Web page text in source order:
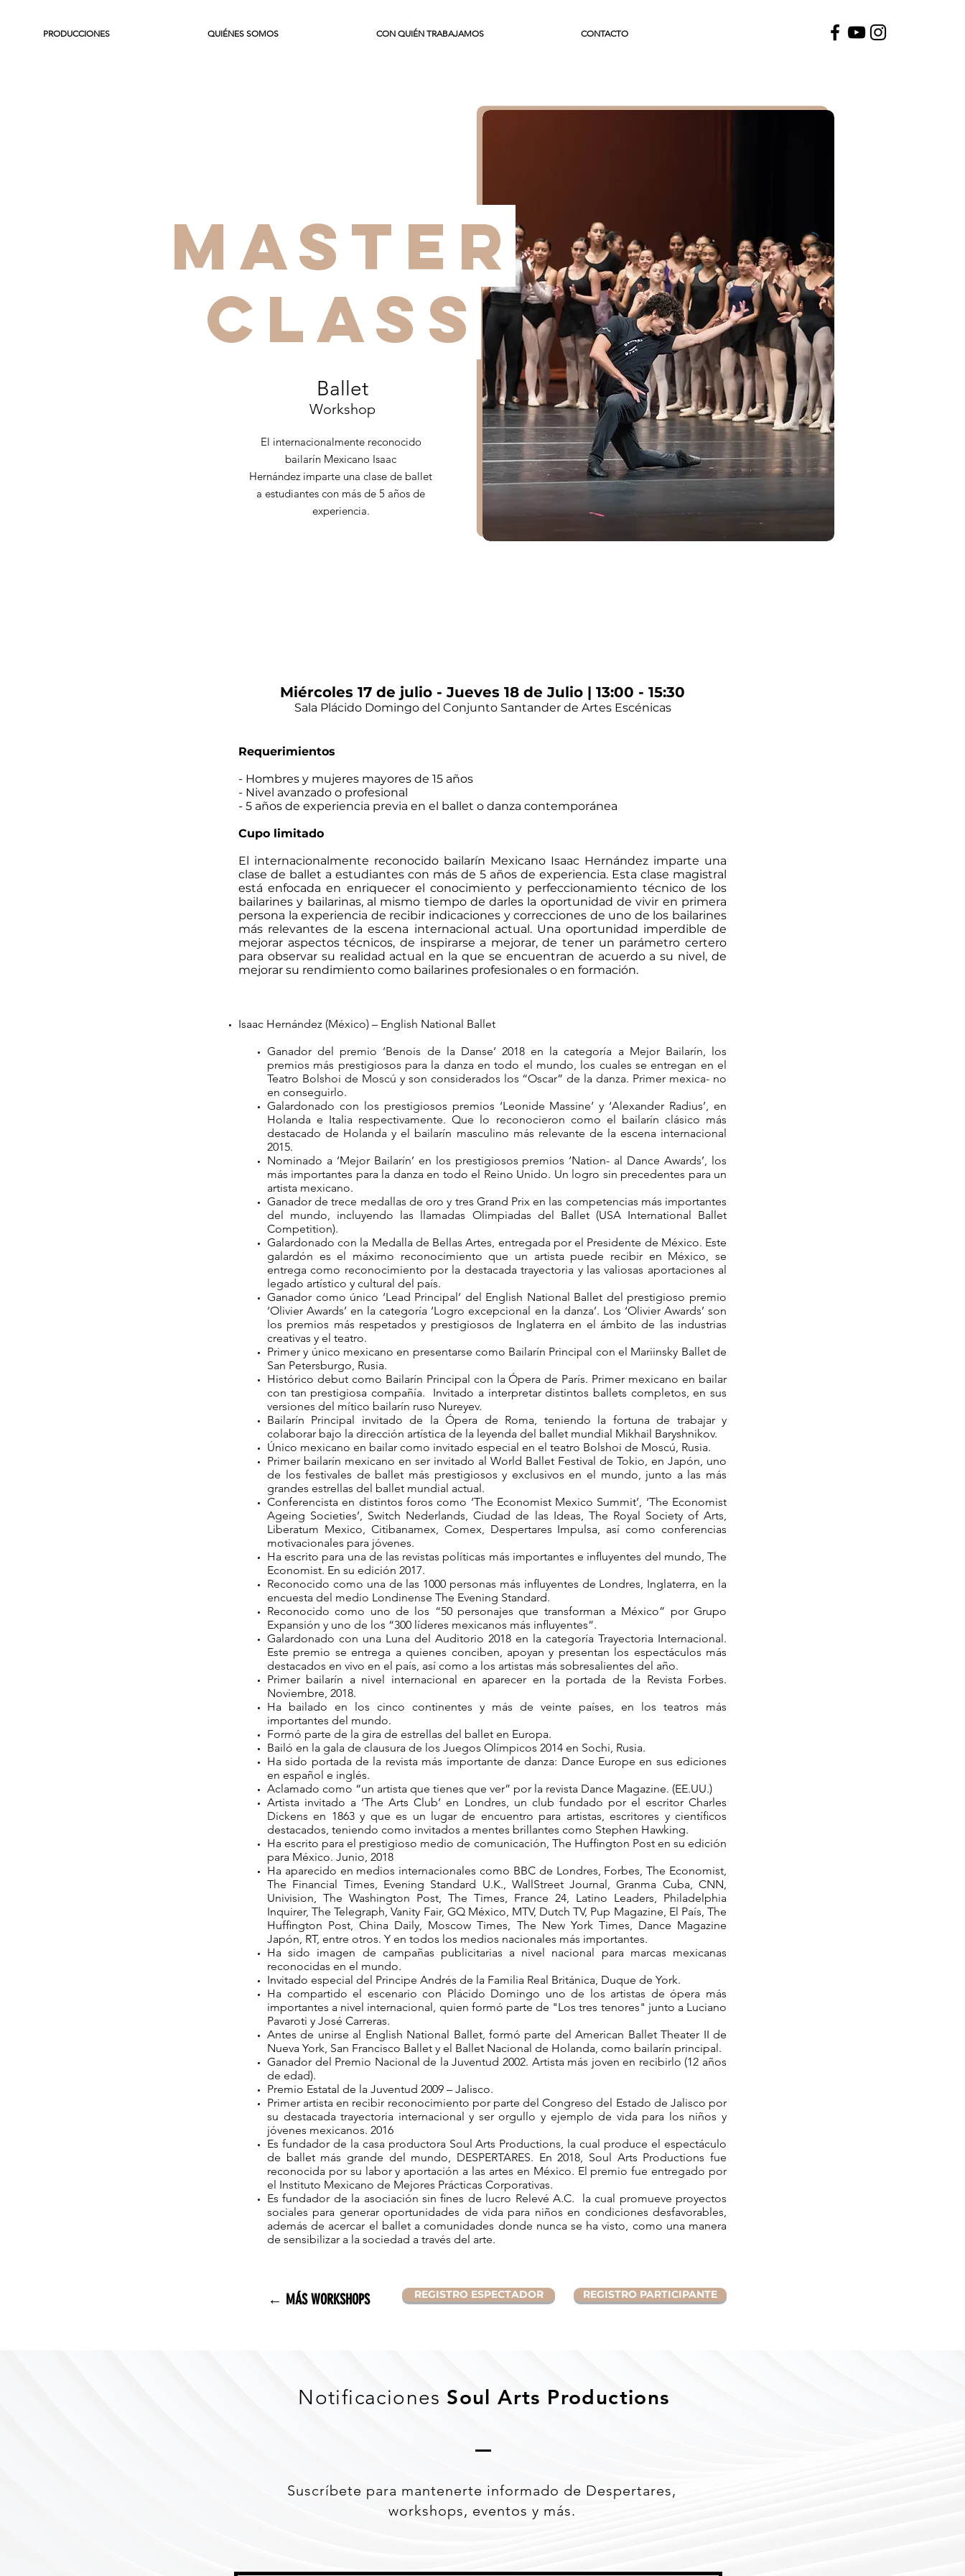
PRODUCCIONES QUIÉNES SOMOS CON QUIÉN TRABAJAMOS CONTACTO
MASTER
CLASS
El internacionalmente reconocido
bailarín Mexicano Isaac
Hernández imparte una clase de ballet
a estudiantes con más de 5 años de
experiencia.
Ballet
Workshop
Miércoles 17 de julio - Jueves 18 de Julio | 13:00 - 15:30
Sala Plácido Domingo del Conjunto Santander de Artes Escénicas
Requerimientos​
- Hombres y mujeres mayores de 15 años
- Nivel avanzado o profesional
- 5 años de experiencia previa en el ballet o danza contemporánea
Cupo limitado
El internacionalmente reconocido bailarín Mexicano Isaac Hernández imparte una
clase de ballet a estudiantes con más de 5 años de experiencia. Esta clase magistral
está enfocada en enriquecer el conocimiento y perfeccionamiento técnico de los
bailarines y bailarinas, al mismo tiempo de darles la oportunidad de vivir en primera
persona la experiencia de recibir indicaciones y correcciones de uno de los bailarines
más relevantes de la escena internacional actual. Una oportunidad imperdible de
mejorar aspectos técnicos, de inspirarse a mejorar, de tener un parámetro certero
para observar su realidad actual en la que se encuentran de acuerdo a su nivel, de
mejorar su rendimiento como bailarines profesionales o en formación.
Isaac Hernández (México) – English National Ballet
Ganador del premio ‘Benois de la Danse’ 2018 en la categoría a Mejor Bailarín, los
premios más prestigiosos para la danza en todo el mundo, los cuales se entregan en el
Teatro Bolshoi de Moscú y son considerados los “Oscar” de la danza. Primer mexica- no
en conseguirlo.
Galardonado con los prestigiosos premios ‘Leonide Massine’ y ‘Alexander Radius’, en
Holanda e Italia respectivamente. Que lo reconocieron como el bailarín clásico más
destacado de Holanda y el bailarín masculino más relevante de la escena internacional
2015.
Nominado a ‘Mejor Bailarín’ en los prestigiosos premios ‘Nation- al Dance Awards’, los
más importantes para la danza en todo el Reino Unido. Un logro sin precedentes para un
artista mexicano.
Ganador de trece medallas de oro y tres Grand Prix en las competencias más importantes
del mundo, incluyendo las llamadas Olimpiadas del Ballet (USA International Ballet
Competition).
Galardonado con la Medalla de Bellas Artes, entregada por el Presidente de México. Este
galardón es el máximo reconocimiento que un artista puede recibir en México, se
entrega como reconocimiento por la destacada trayectoria y las valiosas aportaciones al
legado artístico y cultural del país.
Ganador como único ‘Lead Principal’ del English National Ballet del prestigioso premio
‘Olivier Awards’ en la categoría ‘Logro excepcional en la danza’. Los ‘Olivier Awards’ son
los premios más respetados y prestigiosos de Inglaterra en el ámbito de las industrias
creativas y el teatro.
Primer y único mexicano en presentarse como Bailarín Principal con el Mariinsky Ballet de
San Petersburgo, Rusia.
Histórico debut como Bailarín Principal con la Ópera de París. Primer mexicano en bailar
con tan prestigiosa compañía. Invitado a interpretar distintos ballets completos, en sus
versiones del mítico bailarín ruso Nureyev.
Bailarín Principal invitado de la Ópera de Roma, teniendo la fortuna de trabajar y
colaborar bajo la dirección artística de la leyenda del ballet mundial Mikhail Baryshnikov.
Único mexicano en bailar como invitado especial en el teatro Bolshoi de Moscú, Rusia.
Primer bailarín mexicano en ser invitado al World Ballet Festival de Tokio, en Japón, uno
de los festivales de ballet más prestigiosos y exclusivos en el mundo, junto a las más
grandes estrellas del ballet mundial actual.
Conferencista en distintos foros como ‘The Economist Mexico Summit’, ‘The Economist
Ageing Societies’, Switch Nederlands, Ciudad de las Ideas, The Royal Society of Arts,
Liberatum Mexico, Citibanamex, Comex, Despertares Impulsa, así como conferencias
motivacionales para jóvenes.
Ha escrito para una de las revistas políticas más importantes e inﬂuyentes del mundo, The
Economist. En su edición 2017.
Reconocido como una de las 1000 personas más inﬂuyentes de Londres, Inglaterra, en la
encuesta del medio Londinense The Evening Standard.
Reconocido como uno de los “50 personajes que transforman a México” por Grupo
Expansión y uno de los “300 líderes mexicanos más inﬂuyentes”.
Galardonado con una Luna del Auditorio 2018 en la categoría Trayectoria Internacional.
Este premio se entrega a quienes conciben, apoyan y presentan los espectáculos más
destacados en vivo en el país, así como a los artistas más sobresalientes del año.
Primer bailarín a nivel internacional en aparecer en la portada de la Revista Forbes.
Noviembre, 2018.
Ha bailado en los cinco continentes y más de veinte países, en los teatros más
importantes del mundo.
Formó parte de la gira de estrellas del ballet en Europa.
Bailó en la gala de clausura de los Juegos Olímpicos 2014 en Sochi, Rusia.
Ha sido portada de la revista más importante de danza: Dance Europe en sus ediciones
en español e inglés.
Aclamado como “un artista que tienes que ver” por la revista Dance Magazine. (EE.UU.)
Artista invitado a ‘The Arts Club’ en Londres, un club fundado por el escritor Charles
Dickens en 1863 y que es un lugar de encuentro para artistas, escritores y cientíﬁcos
destacados, teniendo como invitados a mentes brillantes como Stephen Hawking.
Ha escrito para el prestigioso medio de comunicación, The Hufﬁngton Post en su edición
para México. Junio, 2018
Ha aparecido en medios internacionales como BBC de Londres, Forbes, The Economist,
The Financial Times, Evening Standard U.K., WallStreet Journal, Granma Cuba, CNN,
Univision, The Washington Post, The Times, France 24, Latino Leaders, Philadelphia
Inquirer, The Telegraph, Vanity Fair, GQ México, MTV, Dutch TV, Pup Magazine, El País, The
Hufﬁngton Post, China Daily, Moscow Times, The New York Times, Dance Magazine
Japón, RT, entre otros. Y en todos los medios nacionales más importantes.
Ha sido imagen de campañas publicitarias a nivel nacional para marcas mexicanas
reconocidas en el mundo.
Invitado especial del Principe Andrés de la Familia Real Británica, Duque de York.
Ha compartido el escenario con Plácido Domingo uno de los artistas de ópera más
importantes a nivel internacional, quien formó parte de "Los tres tenores" junto a Luciano
Pavaroti y José Carreras.
Antes de unirse al English National Ballet, formó parte del American Ballet Theater II de
Nueva York, San Francisco Ballet y el Ballet Nacional de Holanda, como bailarín principal.
Ganador del Premio Nacional de la Juventud 2002. Artista más joven en recibirlo (12 años
de edad).
Premio Estatal de la Juventud 2009 – Jalisco.
Primer artista en recibir reconocimiento por parte del Congreso del Estado de Jalisco por
su destacada trayectoria internacional y ser orgullo y ejemplo de vida para los niños y
jóvenes mexicanos. 2016
Es fundador de la casa productora Soul Arts Productions, la cual produce el espectáculo
de ballet más grande del mundo, DESPERTARES. En 2018, Soul Arts Productions fue
reconocida por su labor y aportación a las artes en México. El premio fue entregado por
el Instituto Mexicano de Mejores Prácticas Corporativas.
Es fundador de la asociación sin ﬁnes de lucro Relevé A.C. la cual promueve proyectos
sociales para generar oportunidades de vida para niños en condiciones desfavorables,
además de acercar el ballet a comunidades donde nunca se ha visto, como una manera
de sensibilizar a la sociedad a través del arte.
← MÁS WORKSHOPS REGISTRO ESPECTADOR REGISTRO PARTICIPANTE
Notificaciones Soul Arts Productions
Suscríbete para mantenerte informado de Despertares,
workshops, eventos y más.